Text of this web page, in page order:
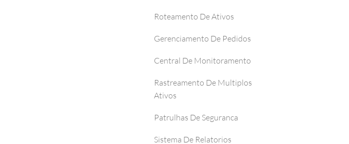
Roteamento De Ativos
Gerenciamento De Pedidos
Central De Monitoramento
Rastreamento De Multiplos
Ativos
Patrulhas De Seguranca
Sistema De Relatorios